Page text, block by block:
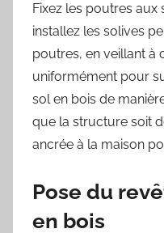
Fixez les poutres
installez les solives
poutres, en veillant à
uniformément pour
sol en bois de
que la structure soit
ancrée à la maison
Pose du
en bois